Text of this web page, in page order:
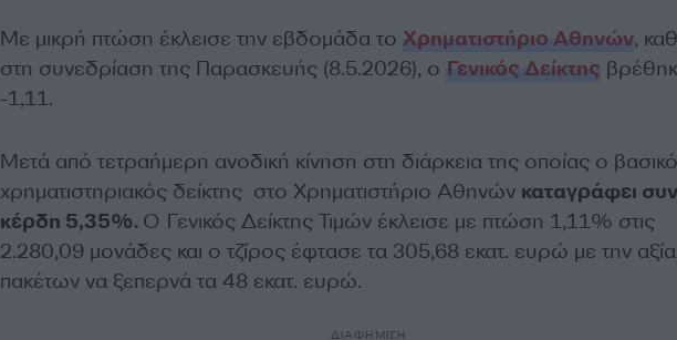
Με μικρή πτώση έκλεισε την εβδομάδα το Χρηματιστήριο Αθηνών,
στη συνεδρίαση της Παρασκευής (8.5.2026), ο Γενικός Δείκτης
-1,11.
Μετά από τετραήμερη ανοδική κίνηση στη διάρκεια της οποίας ο
χρηματιστηριακός δείκτης στο Χρηματιστήριο Αθηνών καταγράφει
κέρδη 5,35%. Ο Γενικός Δείκτης Τιμών έκλεισε με πτώση 1,11% στις
2.280,09 μονάδες και ο τζίρος έφτασε τα 305,68 εκατ. ευρώ με την
πακέτων να ξεπερνά τα 48 εκατ. ευρώ.
ΔΙΑΦΗΜΙΣΗ